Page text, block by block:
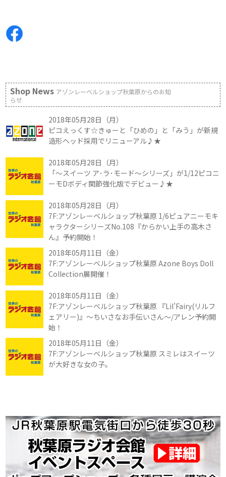
Shop News アゾンレーベルショップ秋葉原からのお知
らせ
2018年05月28日（月）
ピコえっくす☆きゅーと「ひめの」と「みう」が新規
造形ヘッド採用でリニューアル♪★
2018年05月28日（月）
「～スイーツ ア･ラ･モード～シリーズ」が1/12ピコニ
ーモDボディ関節強化版でデビュー♪★
2018年05月28日（月）
7F:アゾンレーベルショップ秋葉原 1/6ピュアニーモキ
ャラクターシリーズNo.108『からかい上手の高木さ
ん』予約開始！
2018年05月11日（金）
7F:アゾンレーベルショップ秋葉原 Azone Boys Doll
Collection展開催！
2018年05月11日（金）
7F:アゾンレーベルショップ秋葉原 『Lil’Fairy(リルフ
ェアリー)』～ちいさなお手伝いさん～/アレン予約開
始！
2018年05月11日（金）
7F:アゾンレーベルショップ秋葉原 スミレはスイーツ
が大好きな女の子。